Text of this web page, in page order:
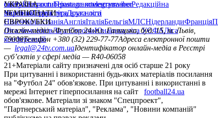
сайтуКонтактиПравила коментуванняРедакційна
політикаСтруктура власності
facebookxyoutubeinstagramtelegramviber
УКРАЇНА
УкраїнаПерша лігаДруга ліга
ЧЕМПІОНАТИ
НімеччинаІспаніяАнгліяІталіяБельгіяМЛСНідерландиФранція
ЄВРОКУБКИ
Ліга чемпіонівЛіга ЄвропиЮнацька ліга УЄФАЛіга
конференцій
Онлайн-медіа «Футбол 24»пл. Галицька, буд. 15, м. Львів,
79008Телефон +380 (32) 229-77-77Адреса електронної пошти
— legal@24tv.com.uaІдентифікатор онлайн-медіа в Реєстрі
суб’єктів у сфері медіа — R40-06058
21+Матеріали сайту призначені для осіб старше 21 року
При цитуванні і використанні будь-яких матеріалів посилання
на "Футбол 24" обов'язкове. При цитуванні і використанні в
мережі Інтернет гіперпосилання на сайт
football24.ua
обов'язкове. Матеріали зі знаком "Спецпроект",
"Партнерський матеріал", "Реклама", "Новини компаній"